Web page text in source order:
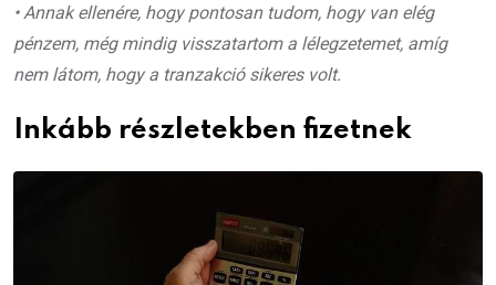
• Annak ellenére, hogy pontosan tudom, hogy van elég
pénzem, még mindig visszatartom a lélegzetemet, amíg
nem látom, hogy a tranzakció sikeres volt.
Inkább részletekben fizetnek